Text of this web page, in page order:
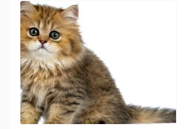
kedilerin arasında yer alıyor.